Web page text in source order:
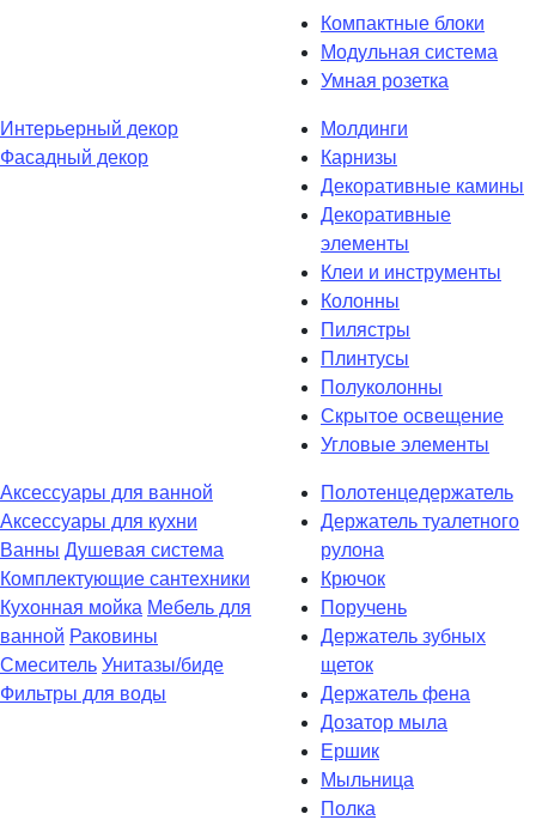
Компактные блоки
Модульная система
Умная розетка
Интерьерный декор
Фасадный декор
Молдинги
Карнизы
Декоративные камины
Декоративные
элементы
Клеи и инструменты
Колонны
Пилястры
Плинтусы
Полуколонны
Скрытое освещение
Угловые элементы
Аксессуары для ванной
Аксессуары для кухни
Ванны Душевая система
Комплектующие сантехники
Кухонная мойка Мебель для
ванной Раковины
Смеситель Унитазы/биде
Фильтры для воды
Полотенцедержатель
Держатель туалетного
рулона
Крючок
Поручень
Держатель зубных
щеток
Держатель фена
Дозатор мыла
Eршик
Мыльница
Полка